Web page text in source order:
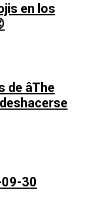
en los
âThe
deshacerse
30